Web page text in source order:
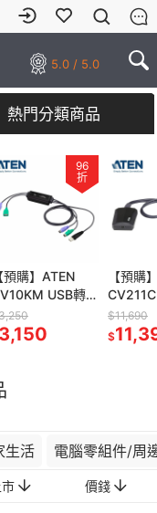
5.0 / 5.0
熱門分類商品
96
折
預購】ATEN
USB轉
2轉換器
3,150
【預購
KVM 控
件 筆電
$11,690
$
96
轉
97
【預購】ATEN
CV211CP 攜帶型
KVM 控制器 IT 套
件 筆電控制端轉接
11,390
生活 電腦零組件/周
價錢